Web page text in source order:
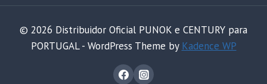
© 2026 Distribuidor Oficial PUNOK e CENTURY para
PORTUGAL - WordPress Theme by Kadence WP